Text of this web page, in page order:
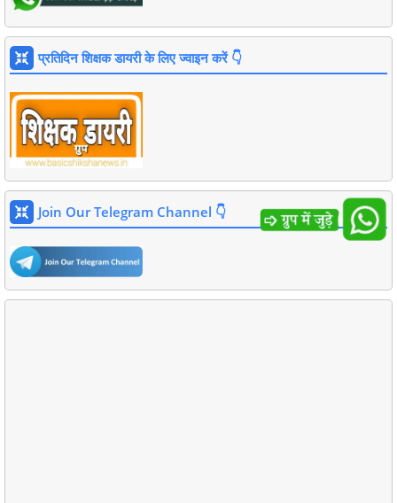
प्रतिदिन शिक्षक डायरी के लिए ज्वाइन करें 👇
Join Our Telegram Channel 👇